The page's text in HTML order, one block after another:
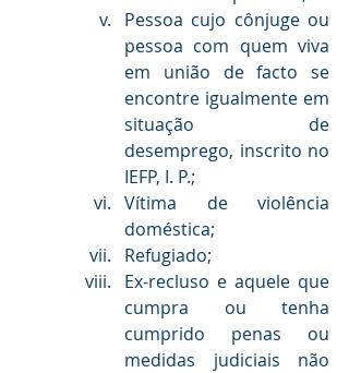
Pessoa cujo cônjuge ou
pessoa com quem viva
em união de facto se
encontre igualmente em
situação de
desemprego, inscrito no
IEFP, I. P.;
Vítima de violência
doméstica;
Refugiado;
Ex-recluso e aquele que
cumpra ou tenha
cumprido penas ou
medidas judiciais não